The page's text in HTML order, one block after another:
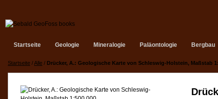
Startseite Geologie Mineralogie Paläontologie Bergbau
Startseite /Alle / Drücker, A.: Geologische Karte von Schleswig-Holstein, Maßstab